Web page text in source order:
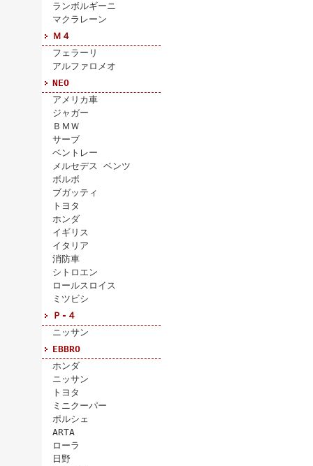
ランボルギーニ
マクラレーン
Ｍ４
フェラーリ
アルファロメオ
NEO
アメリカ車
ジャガー
ＢＭＷ
サーブ
ベントレー
メルセデス ベンツ
ボルボ
ブガッティ
トヨタ
ホンダ
イギリス
イタリア
消防車
シトロエン
ロールスロイス
ミツビシ
Ｐ-４
ニッサン
EBBRO
ホンダ
ニッサン
トヨタ
ミニクーパー
ポルシェ
ARTA
ローラ
日野